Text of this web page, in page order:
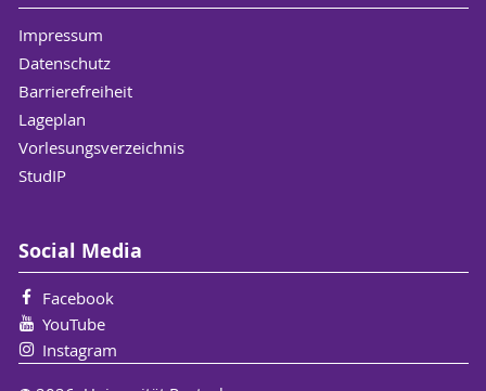
Impressum
Datenschutz
Barrierefreiheit
Lageplan
Vorlesungsverzeichnis
StudIP
Social Media
Facebook
YouTube
Instagram